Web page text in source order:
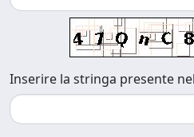
Inserire la stringa presente